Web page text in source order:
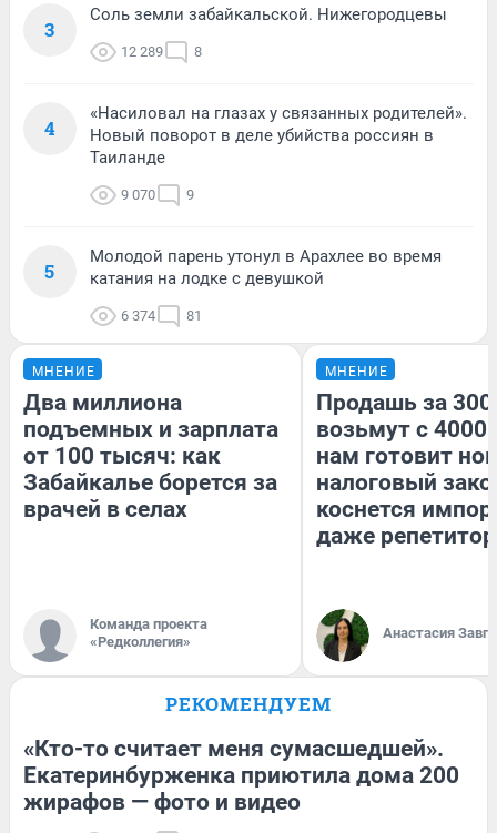
3
Соль земли забайкальской. Нижегородцевы
12 289 8
4
«Насиловал на глазах у связанных родителей».
Новый поворот в деле убийства россиян в
Таиланде
9 070 9
5
Молодой парень утонул в Арахлее во время
катания на лодке с девушкой
6 374 81
МНЕНИЕ
Два миллиона
подъемных и зарплата
от 100 тысяч: как
Забайкалье борется за
врачей в селах
Команда проекта
«Редколлегия»
МНЕНИЕ
Продашь за
возьмут с
нам готовит
налоговый
коснется
даже
Анастасия
РЕКОМЕНДУЕМ
«Кто-то считает меня сумасшедшей».
Екатеринбурженка приютила дома 200
жирафов — фото и видео